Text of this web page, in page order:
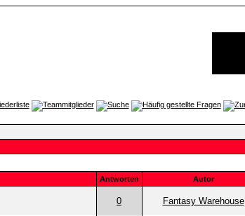
Antworten Autor
0 Fantasy Warehouse